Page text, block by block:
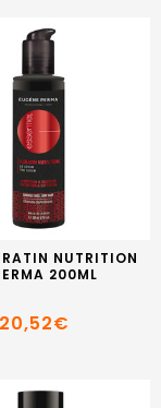
NUTRITION
200ML
20,52€